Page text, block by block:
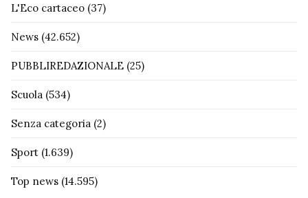
L'Eco cartaceo (37)
News (42.652)
PUBBLIREDAZIONALE (25)
Scuola (534)
Senza categoria (2)
Sport (1.639)
Top news (14.595)